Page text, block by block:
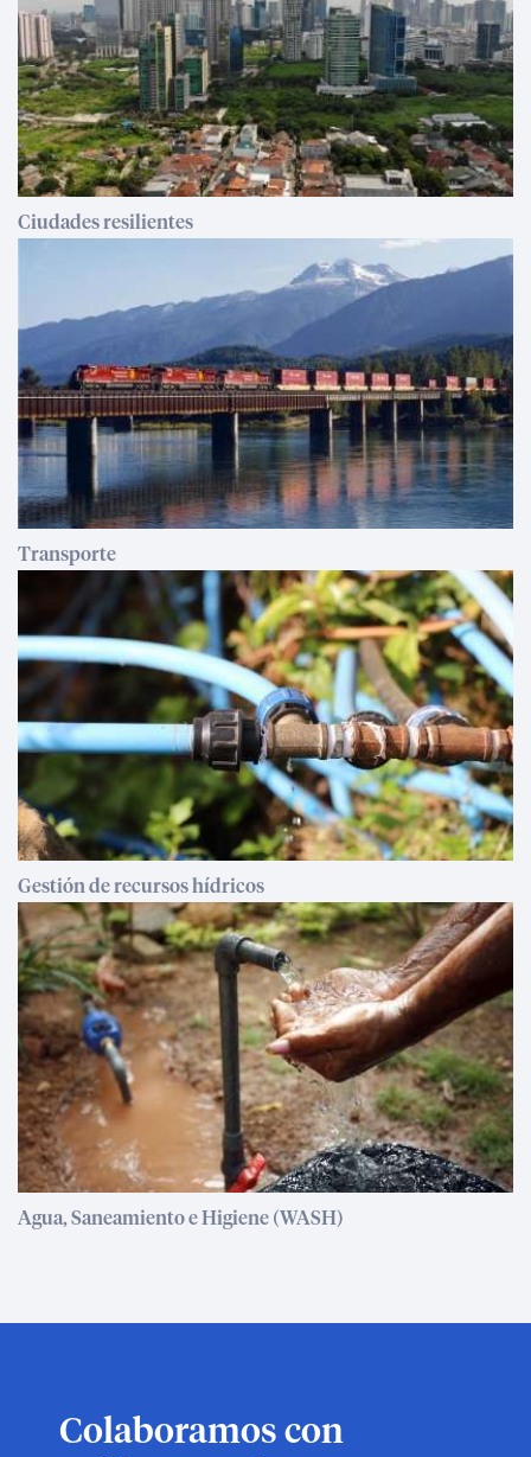
Ciudades resilientes
Transporte
Gestión de recursos hídricos
Agua, Saneamiento e Higiene (WASH)
Colaboramos con